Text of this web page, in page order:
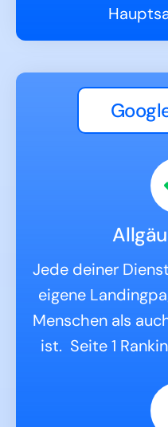
Jede deiner
eigene
Menschen als
ist. Seite 1